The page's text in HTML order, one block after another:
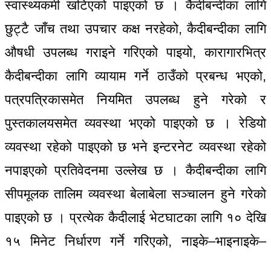
स्वास्थ्यकर्मी खटिएको पाइएको छ । कैदीबन्दीका लागि
छुट्टै जाँच तथा उपचार कक्ष नरहेको, कैदीबन्दीका लागि
औषधी उपलब्ध गराइने गरिएको पाइयो, कारागारभित्र
कैदीबन्दीका लागि व्यायाम गर्ने ठाउँको प्रबन्ध भएको,
पत्रपत्रिकासमेत नियमित उपलब्ध हुने गरेको र
पुस्तकालयसमेत व्यवस्था भएको पाइएको छ । रेडियो
व्यवस्था रहेको पाइएको छ भने इन्टरनेट व्यवस्था रहेको
नपाइएको प्रतिवेदनमा उल्लेख छ । कैदीबन्दीका लागि
सीपमूलक तालिम व्यवस्था बेलाबेला सञ्चालन हुने गरेको
पाइएको छ । प्रत्येक कैदीलाई भेटघाटका लागि १० देखि
१५ मिनेट निर्धारण गर्ने गरिएको, नाइके–भाइनाइके–